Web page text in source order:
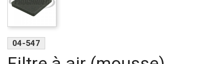
04-547